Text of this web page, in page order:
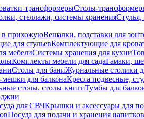
трансформерыСтолы-
стеллажи, системы храненияСтулья,
в прихожуюВешалки, подставки для
для стульевКомплектующие для
мебелиСистемы хранения для кухни
Комплекты мебели для садаГамаки,
Столы для баниЖурнальные столики
мешки для балконаКресла подвесные,
столы, столы-книгиТумбы для
для СВЧКрышки и аксессуары для
Посуда для подачи и хранения напитков